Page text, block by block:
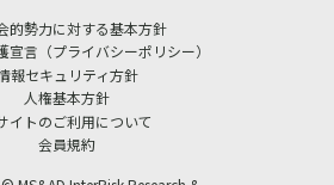
的勢力に対する基本方針
宣言（プライバシーポリシー）
報セキュリティ方針
人権基本方針
イトのご利用について
会員規約